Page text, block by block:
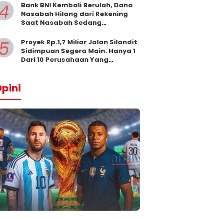
Bank BNI Kembali Berulah, Dana
Nasabah Hilang dari Rekening
Saat Nasabah Sedang
Proyek Rp.1,7 Miliar Jalan Silandit
Sidimpuan Segera Main. Hanya 1
Dari 10 Perusahaan Yang